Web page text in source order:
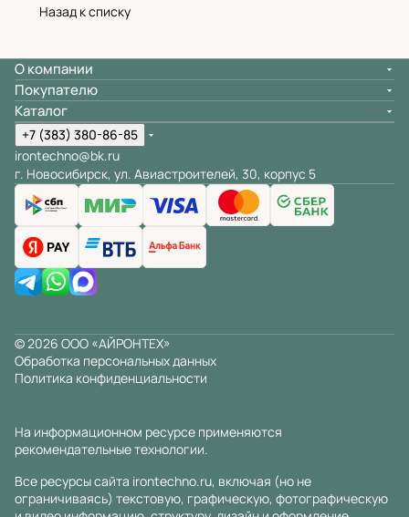
Назад к списку
О компании
Покупателю
Каталог
+7 (383) 380-86-85
irontechno@bk.ru
г. Новосибирск, ул. Авиастроителей, 30, корпус 5
© 2026 ООО «АЙРОНТЕХ»
Обработка персональных данных
Политика конфиденциальности
На информационном ресурсе применяются
рекомендательные технологии.
Все ресурсы сайта irontechno.ru, включая (но не
ограничиваясь) текстовую, графическую, фотографическую